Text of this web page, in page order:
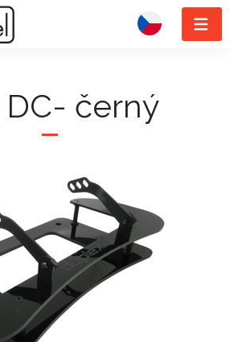
DC- černý